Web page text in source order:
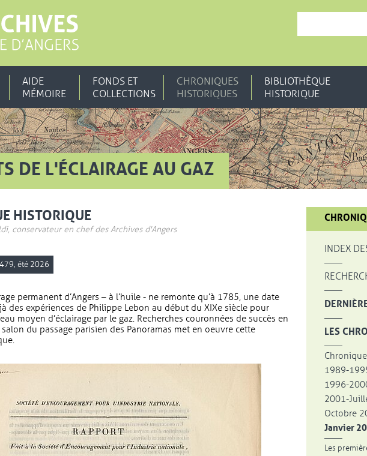
AIDE
MÉMOIRE
FONDS ET
COLLECTIONS
CHRONIQUES
HISTORIQUES
BIBLIOTHÈQUE
HISTORIQUE
DE L'ÉCLAIRAGE AU GAZ
HISTORIQUE
conservateur en chef des Archives d'Angers
été 2026
permanent d’Angers – à l’huile - ne remonte qu’à 1785, une date
des expériences de Philippe Lebon au début du XIXe siècle pour
moyen d’éclairage par le gaz. Recherches couronnées de succès en
du passage parisien des Panoramas met en oeuvre cette
INDEX
LES
1989-
1996-
2001-
Octobre
Janvier
Les